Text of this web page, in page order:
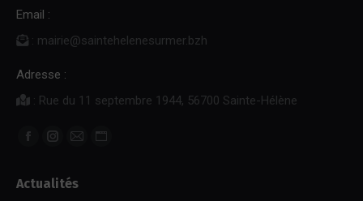
Email :
: mairie@saintehelenesurmer.bzh
Adresse :
: Rue du 11 septembre 1944, 56700 Sainte-Hélène
Trouvez nous sur :
Facebook
opens
Instagram
opens
E-
page
Site
Actualités